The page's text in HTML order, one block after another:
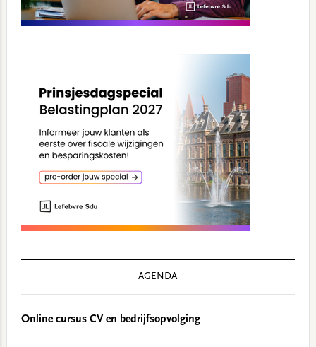
AGENDA
Online cursus CV en bedrijfsopvolging